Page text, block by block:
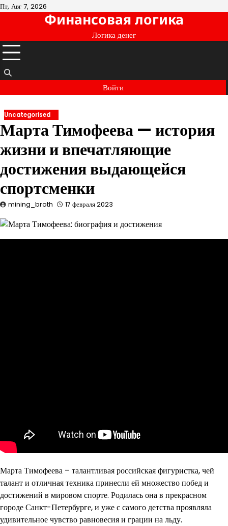
Перейти
Пт, Авг 7, 2026
Финансовая логика
Логика денег
Войти
Uncategorised
Марта Тимофеева — история
жизни и впечатляющие
достижения выдающейся
спортсменки
mining_broth 17 февраля 2023
Марта Тимофеева – талантливая российская фигуристка, чей
талант и отличная техника принесли ей множество побед и
достижений в мировом спорте. Родилась она в прекрасном
городе Санкт-Петербурге, и уже с самого детства проявляла
удивительное чувство равновесия и грации на льду.